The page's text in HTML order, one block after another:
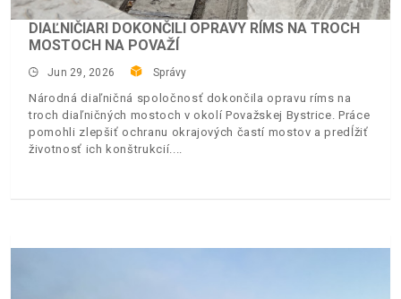
DIAĽNIČIARI DOKONČILI OPRAVY RÍMS NA TROCH
MOSTOCH NA POVAŽÍ
Jun 29, 2026 Správy
Národná diaľničná spoločnosť dokončila opravu ríms na
troch diaľničných mostoch v okolí Považskej Bystrice. Práce
pomohli zlepšiť ochranu okrajových častí mostov a predĺžiť
životnosť ich konštrukcií.